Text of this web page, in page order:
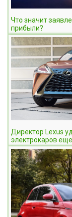
Что значит
прибыли?
Директор Lexus
электрокаров